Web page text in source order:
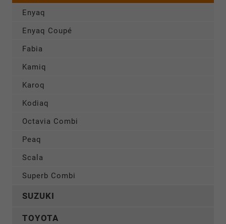
Enyaq
Enyaq Coupé
Fabia
Kamiq
Karoq
Kodiaq
Octavia Combi
Peaq
Scala
Superb Combi
SUZUKI
TOYOTA